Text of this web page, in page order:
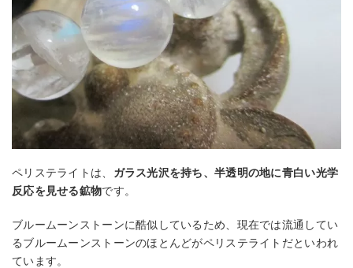
ペリステライトは、 ガラス光沢を持ち、半透明の地に青白い光学
反応を見せる鉱物です。
ブルームーンストーンに酷似しているため、現在では流通してい
るブルームーンストーンのほとんどがペリステライトだといわれ
ています。